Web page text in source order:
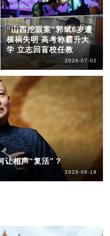
“山西挖眼案”郭斌6岁遭
横祸失明 高考称霸升大
学 立志回盲校任教
2026-07-02
让相声“复活”？
2026-06-18